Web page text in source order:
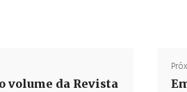
volume da Revista